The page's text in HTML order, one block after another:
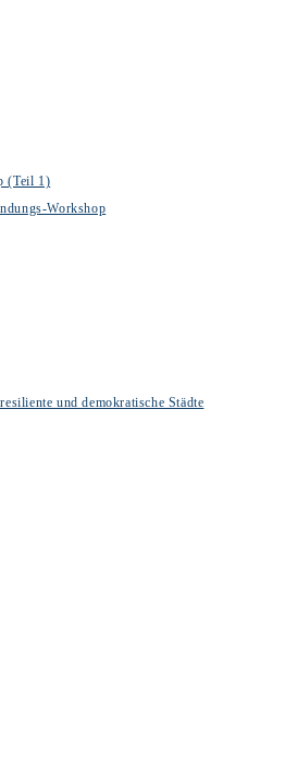
(Teil 1)
Workshop
und demokratische Städte